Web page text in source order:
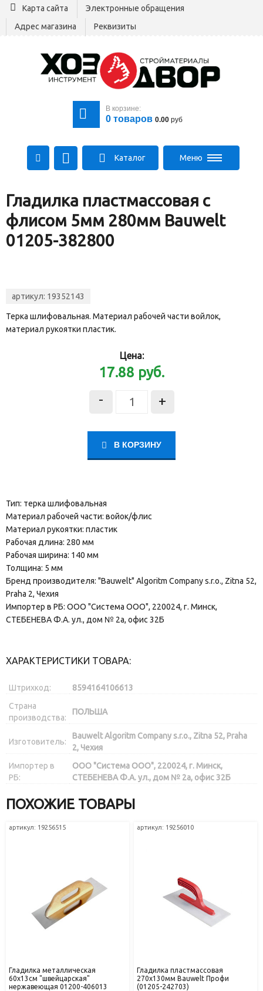
Карта сайта
Электронные обращения
Адрес магазина
Реквизиты
В корзине:
0 товаров 0.00 руб
+375 29 564-00-00
Все для стройки
Log@hozdvor.by
Каталог Меню
Гладилка пластмассовая с
флисом 5мм 280мм Bauwelt
01205-382800
артикул: 19352143
Терка шлифовальная. Материал рабочей части войлок,
материал рукоятки пластик.
Цена:
17.88 руб.
- +
В КОРЗИНУ
Тип: терка шлифовальная
Материал рабочей части: войок/флис
Материал рукоятки: пластик
Рабочая длина: 280 мм
Рабочая ширина: 140 мм
Толщина: 5 мм
Бренд производителя: "Bauwelt" Algoritm Company s.r.o., Zitna 52,
Praha 2, Чехия
Импортер в РБ: ООО "Система ООО", 220024, г. Минск,
СТЕБЕНЕВА Ф.А. ул., дом № 2а, офис 32Б
ХАРАКТЕРИСТИКИ ТОВАРА:
Штрихкод:
8594164106613
Страна
производства:
ПОЛЬША
Изготовитель:
Bauwelt Algoritm Company s.r.o., Zitna 52, Praha
2, Чехия
Импортер в
РБ:
ООО "Система ООО", 220024, г. Минск,
СТЕБЕНЕВА Ф.А. ул., дом № 2а, офис 32Б
ПОХОЖИЕ ТОВАРЫ
артикул: 19256515
Гладилка металлическая
60x13см "швейцарская"
нержавеющая 01200-406013
артикул: 19256010
Гладилка пластмассовая
270х130мм Bauwelt Профи
(01205-242703)